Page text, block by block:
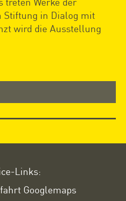
Stiftung in Dialog mit
wird die Ausstellung
Links:
Googlemaps